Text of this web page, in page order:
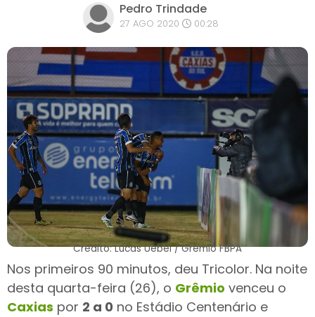
Pedro Trindade
27 AGO 2020 00:28
Crédito: Lucas Uebel / Grêmio FBPA
Nos primeiros 90 minutos, deu Tricolor. Na noite
desta quarta-feira (26), o Grêmio venceu o
Caxias por 2 a 0 no Estádio Centenário e